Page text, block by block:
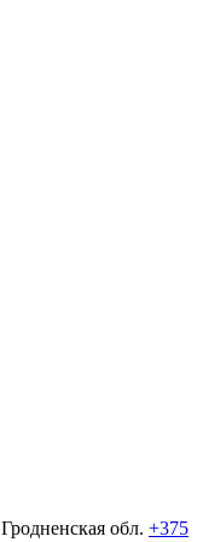
Гродненская обл. +375